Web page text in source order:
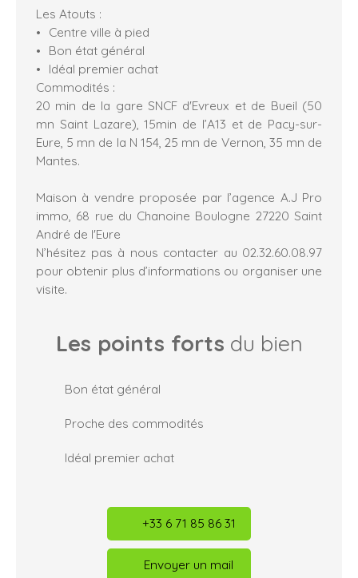
Les Atouts :
Centre ville à pied
Bon état général
Idéal premier achat
Commodités :
20 min de la gare SNCF d'Evreux et de Bueil (50
mn Saint Lazare), 15min de l’A13 et de Pacy-sur-
Eure, 5 mn de la N 154, 25 mn de Vernon, 35 mn de
Mantes.
Maison à vendre proposée par l’agence A.J Pro
immo, 68 rue du Chanoine Boulogne 27220 Saint
André de l'Eure
N’hésitez pas à nous contacter au 02.32.60.08.97
pour obtenir plus d’informations ou organiser une
visite.
Les points forts du bien
Bon état général
Proche des commodités
Idéal premier achat
+33 6 71 85 86 31
Envoyer un mail